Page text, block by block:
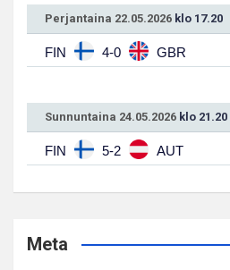
Perjantaina 22.05.2026 klo 17.20
FIN 4-0 GBR
Sunnuntaina 24.05.2026 klo 21.20
FIN 5-2 AUT
Meta